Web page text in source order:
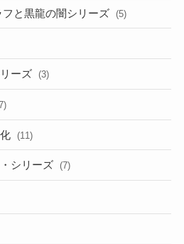
と黒龍の闇シリーズ (5)
ーズ (3)
(11)
シリーズ (7)